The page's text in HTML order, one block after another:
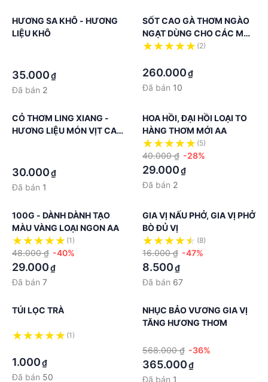
HƯƠNG SA KHÔ - HƯƠNG
LIỆU KHÔ
35.000₫
Đã bán 2
SỐT CAO GÀ THƠM NGÀO
NGẠT DÙNG CHO CÁC MÓN
GÀ
(2)
260.000₫
Đã bán 10
CỎ THƠM LING XIANG -
HƯƠNG LIỆU MÓN VỊT CAY
30.000₫
Đã bán 1
HOA HỒI, ĐẠI HỒI LOẠI TO
HÀNG THƠM MỚI AA
(5)
40.000 ₫ -28%
29.000₫
Đã bán 2
100G - DÀNH DÀNH TẠO
MÀU VÀNG LOẠI NGON AA
(1)
48.000 ₫ -40%
29.000₫
Đã bán 7
GIA VỊ NẤU PHỞ, GIA VỊ PHỞ
BÒ ĐỦ VỊ
(8)
16.000 ₫ -47%
8.500₫
Đã bán 67
TÚI LỌC TRÀ
(1)
1.000₫
Đã bán 50
NHỤC BẢO VƯƠNG GIA VỊ
TĂNG HƯƠNG THƠM
568.000 ₫ -36%
365.000₫
Đã bán 1